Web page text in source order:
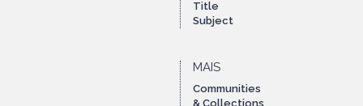
Title
Subject
MAIS
Communities
& Collections